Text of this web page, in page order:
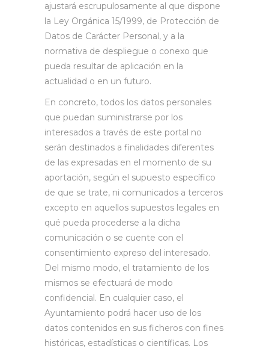
ajustará escrupulosamente al que dispone
la Ley Orgánica 15/1999, de Protección de
Datos de Carácter Personal, y a la
normativa de despliegue o conexo que
pueda resultar de aplicación en la
actualidad o en un futuro.
En concreto, todos los datos personales
que puedan suministrarse por los
interesados a través de este portal no
serán destinados a finalidades diferentes
de las expresadas en el momento de su
aportación, según el supuesto específico
de que se trate, ni comunicados a terceros
excepto en aquellos supuestos legales en
qué pueda procederse a la dicha
comunicación o se cuente con el
consentimiento expreso del interesado.
Del mismo modo, el tratamiento de los
mismos se efectuará de modo
confidencial. En cualquier caso, el
Ayuntamiento podrá hacer uso de los
datos contenidos en sus ficheros con fines
históricas, estadísticas o científicas. Los